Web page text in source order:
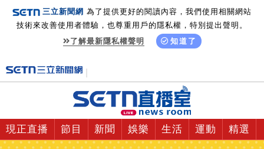
三立新聞網 為了提供更好的閱讀內容，我們使用相關網站
技術來改善使用者體驗，也尊重用戶的隱私權，特別提出聲明。
了解最新隱私權聲明
知道了
現正直播 節目 新聞 娛樂 生活 運動 精選